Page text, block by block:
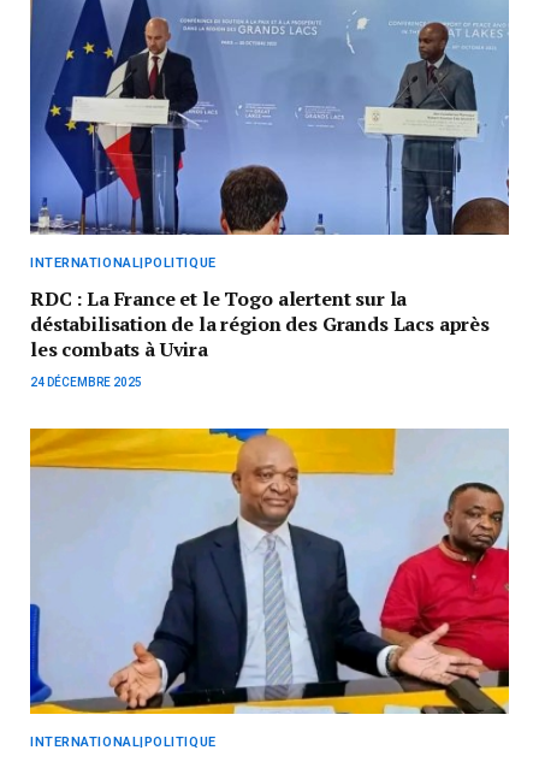
INTERNATIONAL|POLITIQUE
RDC : La France et le Togo alertent sur la
déstabilisation de la région des Grands Lacs après
les combats à Uvira
24 DÉCEMBRE 2025
INTERNATIONAL|POLITIQUE